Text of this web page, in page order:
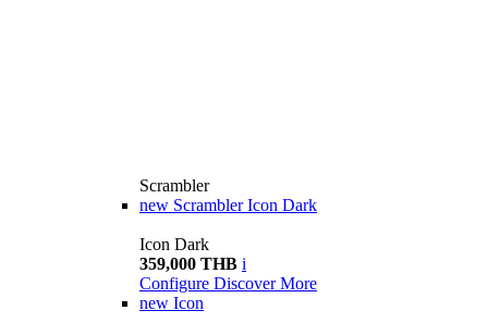
Scrambler
new Scrambler Icon Dark
Icon Dark
359,000 THB i
Configure Discover More
new Icon